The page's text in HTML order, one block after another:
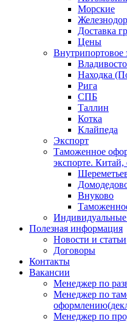
Морские
Доставка
Цены
Внутрипортовое
Находка
Рига
СПБ
Таллин
Котка
Клайпеда
Экспорт
Таможенное
экспорте.
Внуково
Полезная информация
Новости и статьи
Договоры
Контакты
Вакансии
Менеджер по
Менеджер по
Менеджер по